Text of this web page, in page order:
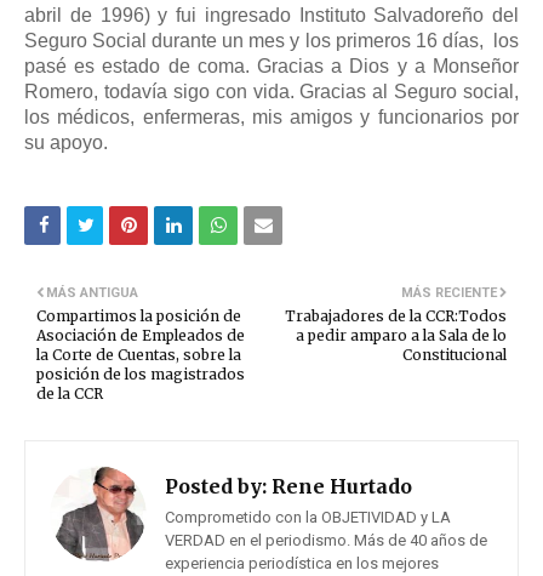
abril de 1996) y fui ingresado Instituto Salvadoreño del
Seguro Social durante un mes y los primeros 16 días,
los
pasé es estado de coma. Gracias a Dios y a Monseñor
Romero, todavía sigo con vida. Gracias al Seguro social,
los médicos, enfermeras, mis amigos y funcionarios por
su apoyo.
MÁS RECIENTE
Trabajadores de la CCR:Todos
a pedir amparo a la Sala de lo
Constitucional
MÁS ANTIGUA
Compartimos la posición de
Asociación de Empleados de
la Corte de Cuentas, sobre la
posición de los magistrados
de la CCR
Posted by: Rene Hurtado
Comprometido con la OBJETIVIDAD y LA
VERDAD en el periodismo. Más de 40 años de
experiencia periodística en los mejores